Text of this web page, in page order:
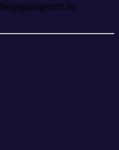
Begegnungstreff im